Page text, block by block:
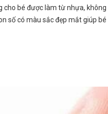
bé được làm từ nhựa,
số có màu sắc đẹp mắt giúp